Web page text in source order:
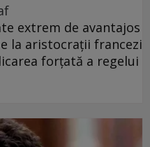
extrem de avantajos
la aristocrații francezi
forțată a regelui